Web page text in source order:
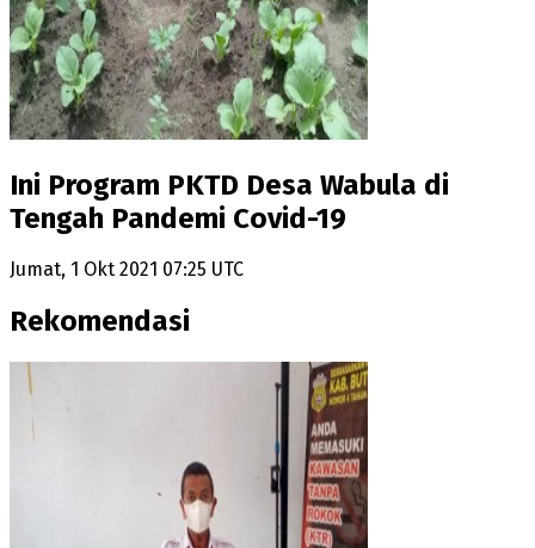
Ini Program PKTD Desa Wabula di
Tengah Pandemi Covid-19
Jumat, 1 Okt 2021 07:25 UTC
Rekomendasi